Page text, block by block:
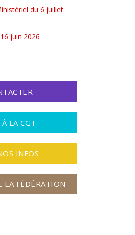
du 6 juillet
juin 2026
LA CGT
INFOS
LA FÉDÉRATION